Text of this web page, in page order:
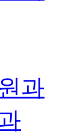
과